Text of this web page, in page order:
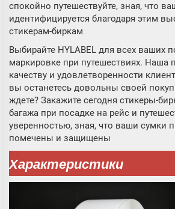
спокойно путешествуйте, зная, что
идентифицируется благодаря этим
стикерам-биркам
Выбирайте HYLABEL для всех ваших
маркировке при путешествиях. Наша
качеству и удовлетворенности
вы останетесь довольны своей
ждете? Закажите сегодня стикеры-
багажа при посадке на рейс и
уверенностью, зная, что ваши сумки
помечены и защищены
Характеристики